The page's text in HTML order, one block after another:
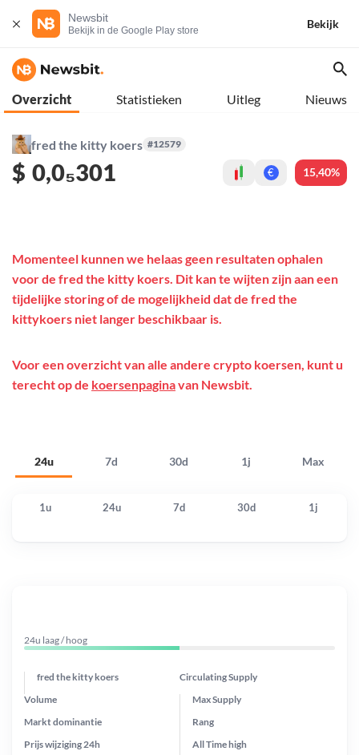
Newsbit
Bekijk in de Google Play store
Bekijk
Overzicht Statistieken Uitleg Nieuws
fred the kitty koers #12579
$ 0,0₅301 € 15,40%
24u 7d 30d 1j Max
Momenteel kunnen we helaas geen resultaten ophalen
voor de fred the kitty koers. Dit kan te wijten zijn aan een
tijdelijke storing of de mogelijkheid dat de fred the
kittykoers niet langer beschikbaar is.
Voor een overzicht van alle andere crypto koersen, kunt u
terecht op de koersenpaginavan Newsbit.
1u 24u 7d 30d 1j
24u laag / hoog
fred the kitty koers Circulating Supply
Prijs wijziging 24h
Max Supply
Markt dominantie
Volume
Rang
All Timehigh